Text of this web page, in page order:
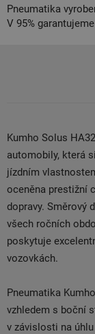
Pneumatika
V 95%
Kumho Solus
automobily, která
jízdním
oceněna prestižní
dopravy. Směrový
všech ročních
poskytuje
vozovkách.
Pneumatika
vzhledem s boční
v závislosti na